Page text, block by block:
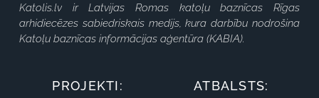
Katolis.lv ir Latvijas Romas katoļu baznīcas Rīgas
arhidiecēzes sabiedriskais medijs, kura darbību nodrošina
Katoļu baznīcas informācijas aģentūra (KABIA).
PROJEKTI: ATBALSTS: